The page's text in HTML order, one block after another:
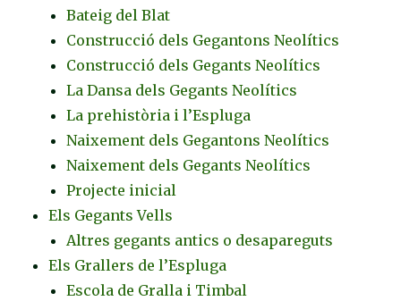
Bateig del Blat
Construcció dels Gegantons Neolítics
Construcció dels Gegants Neolítics
La Dansa dels Gegants Neolítics
La prehistòria i l’Espluga
Naixement dels Gegantons Neolítics
Naixement dels Gegants Neolítics
Projecte inicial
Els Gegants Vells
Altres gegants antics o desapareguts
Els Grallers de l’Espluga
Escola de Gralla i Timbal